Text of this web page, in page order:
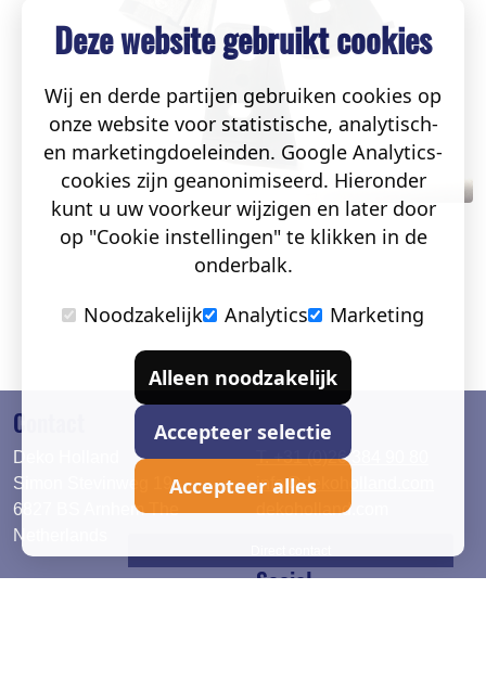
Contact
Deko Holland
Simon Stevinweg 19
6827 BS Arnhem The
Netherlands
T. +31 (0)26 384 90 80
info@dekoholland.com
dekoholland.com
Social
Deze website gebruikt cookies
Wij en derde partijen gebruiken cookies op
onze website voor statistische, analytisch-
en marketingdoeleinden. Google Analytics-
cookies zijn geanonimiseerd. Hieronder
kunt u uw voorkeur wijzigen en later door
op "Cookie instellingen" te klikken in de
onderbalk.
Noodzakelijk
Analytics Marketing
Alleen noodzakelijk
Accepteer selectie
Accepteer alles